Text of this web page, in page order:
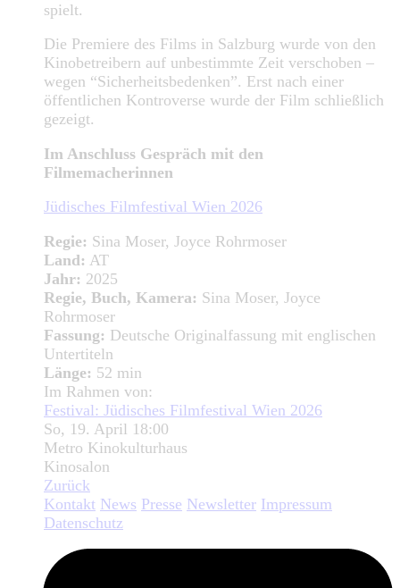
spielt.
Die Premiere des Films in Salzburg wurde von den
Kinobetreibern auf unbestimmte Zeit verschoben –
wegen “Sicherheitsbedenken”. Erst nach einer
öffentlichen Kontroverse wurde der Film schließlich
gezeigt.
Im Anschluss Gespräch mit den
Filmemacherinnen
Jüdisches Filmfestival Wien 2026
Regie: Sina Moser, Joyce Rohrmoser
Land: AT
Jahr: 2025
Regie, Buch, Kamera: Sina Moser, Joyce
Rohrmoser
Fassung: Deutsche Originalfassung mit englischen
Untertiteln
Länge: 52 min
Im Rahmen von:
Festival: Jüdisches Filmfestival Wien 2026
So, 19. April 18:00
Metro Kinokulturhaus
Kinosalon
Zurück
Kontakt News Presse Newsletter Impressum
Datenschutz